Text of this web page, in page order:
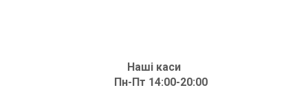
Наші каси
Пн-Пт 14:00-20:00